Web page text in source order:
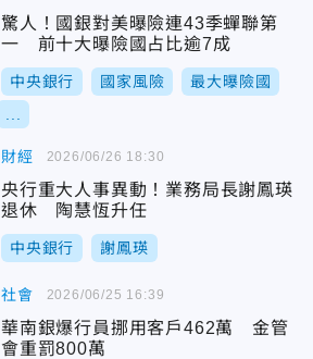
驚人！國銀對美曝險連43季蟬聯第
一 前十大曝險國占比逾7成
中央銀行 國家風險 最大曝險國
財經
央行重大人事異動！業務局長謝鳳瑛
退休 陶慧恆升任
中央銀行 謝鳳瑛
2026/06/26 18:30
社會
華南銀爆行員挪用客戶462萬 金管
會重罰800萬
2026/06/25 16:39